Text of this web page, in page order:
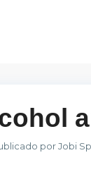
por Jobi